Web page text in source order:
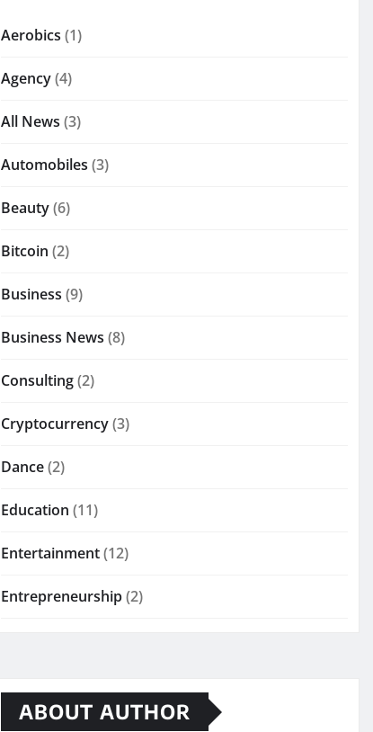
Aerobics (1)
Agency(4)
All News (3)
Automobiles (3)
Beauty(6)
Bitcoin (2)
Business (9)
Business News (8)
Consulting(2)
Cryptocurrency(3)
Dance(2)
Education (11)
Entertainment(12)
Entrepreneurship(2)
ABOUT AUTHOR